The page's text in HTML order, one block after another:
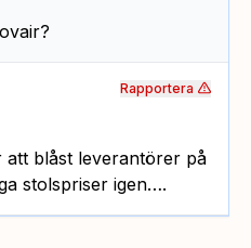
att blåst leverantörer på
stolspriser igen….
Rapportera